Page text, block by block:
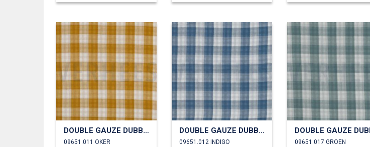
DOUBLE GAUZE DUBBELZIJDIGE RUITEN
09651.011 OKER
DOUBLE GAUZE DUBBELZIJDIGE RUITEN
09651.012 INDIGO
09651.017 GROEN